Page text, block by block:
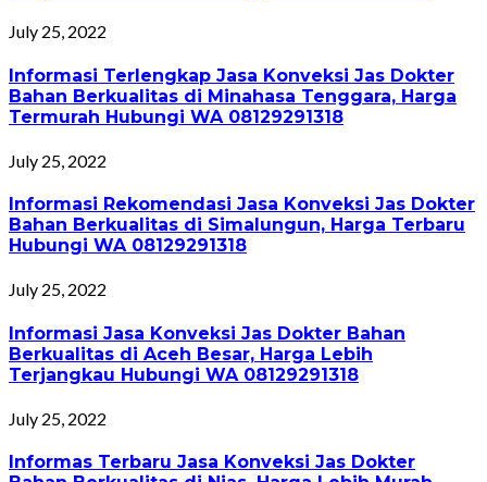
July 25, 2022
Informasi Terlengkap Jasa Konveksi Jas Dokter
Bahan Berkualitas di Minahasa Tenggara, Harga
Termurah Hubungi WA 08129291318
July 25, 2022
Informasi Rekomendasi Jasa Konveksi Jas Dokter
Bahan Berkualitas di Simalungun, Harga Terbaru
Hubungi WA 08129291318
July 25, 2022
Informasi Jasa Konveksi Jas Dokter Bahan
Berkualitas di Aceh Besar, Harga Lebih
Terjangkau Hubungi WA 08129291318
July 25, 2022
Informas Terbaru Jasa Konveksi Jas Dokter